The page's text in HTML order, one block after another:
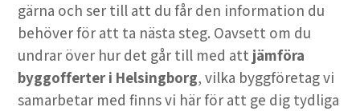
gärna och ser till att du får den information du
behöver för att ta nästa steg. Oavsett om du
undrar över hur det går till med att jämföra
byggofferter i Helsingborg, vilka byggföretag vi
samarbetar med finns vi här för att ge dig tydliga